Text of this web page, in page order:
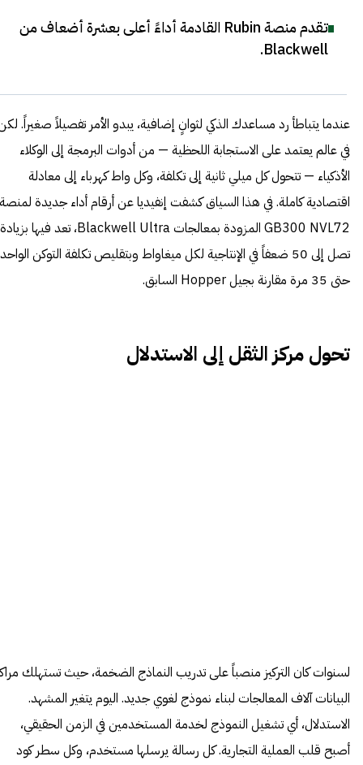
تقدم منصة Rubin القادمة أداءً أعلى بعشرة أضعاف من
Blackwell
.
عندما يتباطأ رد مساعدك الذكي لثوانٍ إضافية، يبدو الأمر تفصيلاً صغيراً.
في عالم يعتمد على الاستجابة اللحظية — من أدوات البرمجة إلى الوكلاء
الأذكياء — تتحول كل ميلي ثانية إلى تكلفة، وكل واط كهرباء إلى معادلة
اقتصادية كاملة. في هذا السياق كشفت إنفيديا عن أرقام أداء جديدة لمنصة
GB300 NVL72 المزودة بمعالجات Blackwell Ultra، تعد فيها بزيادة
تصل إلى 50 ضعفاً في الإنتاجية لكل ميغاواط وبتقليص تكلفة التوكن الواحد
حتى 35 مرة مقارنة بجيل Hopper السابق.
تحول مركز الثقل إلى الاستدلال
لسنوات كان التركيز منصباً على تدريب النماذج الضخمة، حيث تستهلك
البيانات آلاف المعالجات لبناء نموذج لغوي جديد. اليوم يتغير المشهد.
الاستدلال، أي تشغيل النموذج لخدمة المستخدمين في الزمن الحقيقي،
أصبح قلب العملية التجارية. كل رسالة يرسلها مستخدم، وكل سطر كود